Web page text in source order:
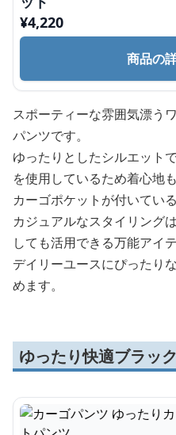
¥4,220
商品の
スポーティーな雰囲気漂う
パンツです。
ゆったりとしたシルエット
を使用しているため着心地も
カーゴポケットが付いてい
カジュアルなスタイリング
しても活用できる万能アイテ
デイリーユースにぴったり
めます。
ゆったり快適ブラッ